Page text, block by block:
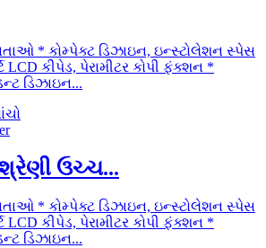
* કોમ્પેક્ટ ડિઝાઇન, ઇન્સ્ટોલેશન સ્પેસ
LCD કીપેડ, પેરામીટર કોપી ફંક્શન *
ડિઝાઇન...
ઉચ્ચ...
* કોમ્પેક્ટ ડિઝાઇન, ઇન્સ્ટોલેશન સ્પેસ
LCD કીપેડ, પેરામીટર કોપી ફંક્શન *
ડિઝાઇન...